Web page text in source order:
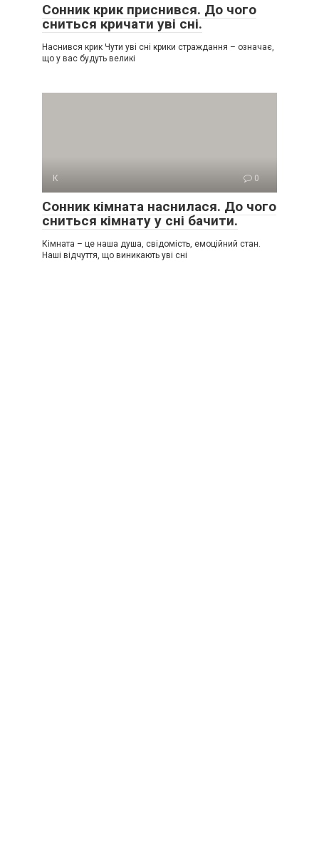
Сонник крик приснився. До чого
сниться кричати уві сні.
Наснився крик Чути уві сні крики страждання – означає,
що у вас будуть великі
К 0
Сонник кімната наснилася. До чого
сниться кімнату у сні бачити.
Кімната – це наша душа, свідомість, емоційний стан.
Наші відчуття, що виникають уві сні